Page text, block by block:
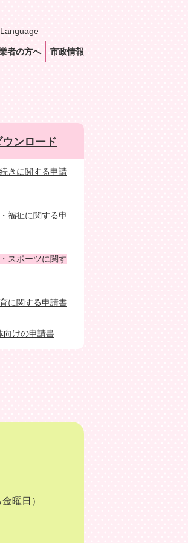
者の方へ 市政情報
ンロード
きに関する申請
福祉に関する申
スポーツに関す
に関する申請書
向けの申請書
曜日）